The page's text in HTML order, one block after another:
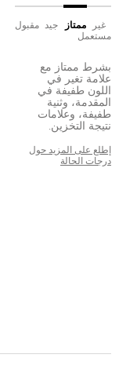
غير
مستعمل
ممتاز جيد مقبول
بشرط ممتاز مع
علامة تغير في
اللون طفيفة في
المقدمة، وثنية
طفيفة، وعلامات
نتيجة التخزين.
إطلع على المزيد حول
درجات الحالة